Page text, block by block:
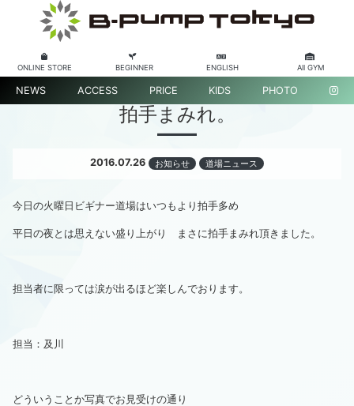
ONLINE STORE BEGINNER ENGLISH All GYM
NEWS ACCESS PRICE KIDS PHOTO
拍手まみれ。
2016.07.26 お知らせ 道場ニュース
今日の火曜日ビギナー道場はいつもより拍手多め
平日の夜とは思えない盛り上がり まさに拍手まみれ頂きました。
担当者に限っては涙が出るほど楽しんでおります。
担当：及川
どういうことか写真でお見受けの通り